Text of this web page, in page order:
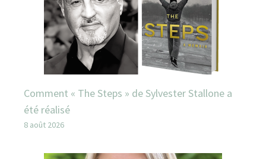
Comment « The Steps » de Sylvester Stallone a
été réalisé
8 août 2026